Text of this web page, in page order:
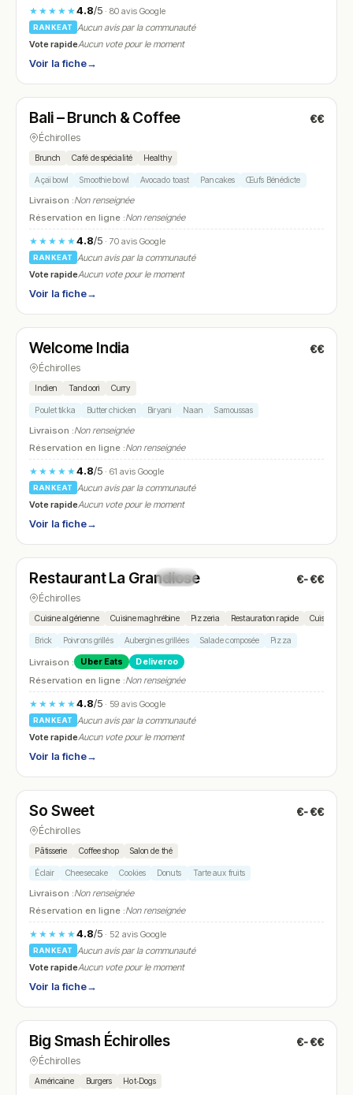
★★★★★4.8/5· 80 avis Google
RANKEAT
Aucun avis par la communauté
Vote rapideAucun vote pour le moment
Voir la fiche→
N° 15
Bali – Brunch & Coffee €€
Échirolles
Brunch Café de spécialité Healthy
Açaï bowl Smoothie bowl Avocado toast Pancakes Œufs Bénédicte
Livraison :Non renseignée
Réservation en ligne :Non renseignée
★★★★★4.8/5· 70 avis Google
RANKEAT
Aucun avis par la communauté
Vote rapideAucun vote pour le moment
Voir la fiche→
N° 16
Welcome India €€
Échirolles
Indien Tandoori Curry
Poulet tikka Butter chicken Biryani Naan Samoussas
Livraison :Non renseignée
Réservation en ligne :Non renseignée
★★★★★4.8/5· 61 avis Google
RANKEAT
Aucun avis par la communauté
Vote rapideAucun vote pour le moment
Voir la fiche→
N° 17
Restaurant La Grandiose €-€€
Échirolles
Cuisine algérienne Cuisine maghrébine Pizzeria Restauration rapide Cuisine
Brick Poivrons grillés Aubergines grillées Salade composée Pizza
Livraison : Uber Eats Deliveroo
Réservation en ligne :Non renseignée
★★★★★4.8/5· 59 avis Google
RANKEAT
Aucun avis par la communauté
Vote rapideAucun vote pour le moment
Voir la fiche→
N° 18
So Sweet €-€€
Échirolles
Pâtisserie Coffee shop Salon de thé
Éclair Cheesecake Cookies Donuts Tarte aux fruits
Livraison :Non renseignée
Réservation en ligne :Non renseignée
★★★★★4.8/5· 52 avis Google
RANKEAT
Aucun avis par la communauté
Vote rapideAucun vote pour le moment
Voir la fiche→
N° 19
Big Smash Échirolles €-€€
Échirolles
Américaine Burgers Hot‑Dogs